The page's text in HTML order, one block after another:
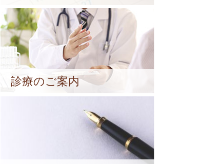
診療のご案内